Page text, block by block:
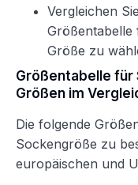
Vergleichen
Größentabelle
Größe zu
Größentabelle für
Größen im
Die folgende
Sockengröße zu
europäischen und